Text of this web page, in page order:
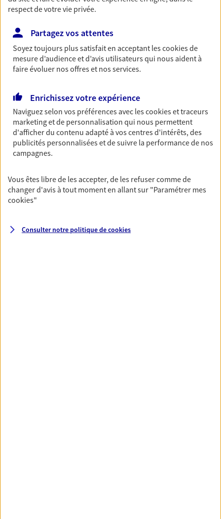
Épargne
Réalisez vos projets grâce à votre épargne : achat
immobilier, études des enfants ou voyage autour
du monde… Épargnez à votre rythme et
simplement, selon votre profil.
Préparez sereinement ce nouveau chapitre de
votre vie avec les conseils d'un expert. Découvrez
notre solution PER (Plan Epargne Retraite)
spécialement conçue pour la retraite.
Couvrez vos dépenses de santé ainsi que celles de
votre famille avec la complémentaire santé qui
vous ressemble.
Prévoyance
respect de votre vie privée.
Partagez vos attentes
Soyez toujours plus satisfait en acceptant lescookiesde
mesure d’audience et d’avis utilisateurs qui nous aident à
faire évoluer nos offres et nos services.
Enrichissez votre expérience
Naviguez selon vos préférences avec lescookies et traceurs
marketing et de personnalisation qui nous permettent
d'afficher du contenu adapté à vos centres d'intérêts, des
publicités personnalisées et de suivre la performance de nos
campagnes.
Vous êtes libre de les accepter, de les refuser comme de
changer d'avis à tout moment en allant sur "Paramétrer mes
cookies"
Consulter notre politique decookies